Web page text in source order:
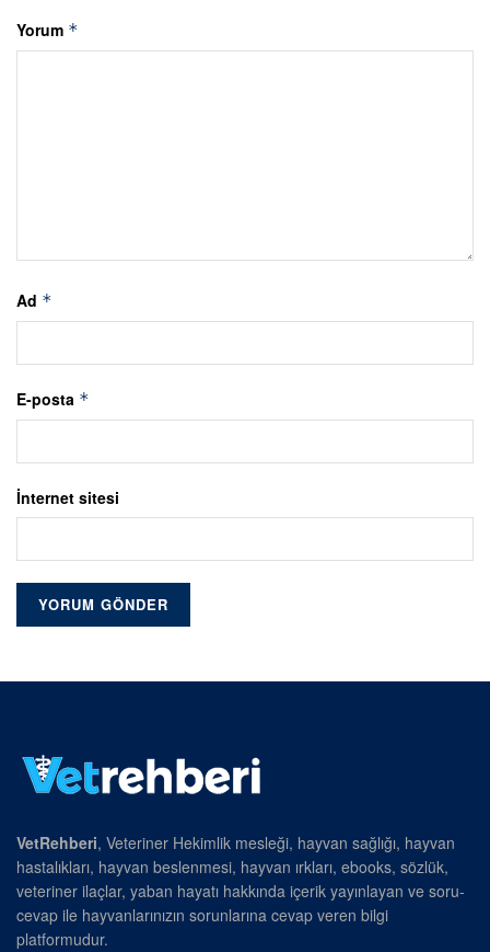
Yorum *
Ad *
E-posta *
İnternet sitesi
VetRehberi, Veteriner Hekimlik mesleği, hayvan sağlığı, hayvan
hastalıkları, hayvan beslenmesi, hayvan ırkları, ebooks, sözlük,
veteriner ilaçlar, yaban hayatı hakkında içerik yayınlayan ve soru-
cevap ile hayvanlarınızın sorunlarına cevap veren bilgi
platformudur.